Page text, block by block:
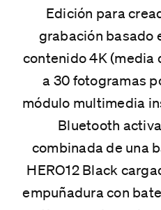
Edición para
grabación basado
contenido 4K (media
a 30 fotogramas
módulo multimedia
Bluetooth
combinada de una
HERO12 Black
empuñadura con